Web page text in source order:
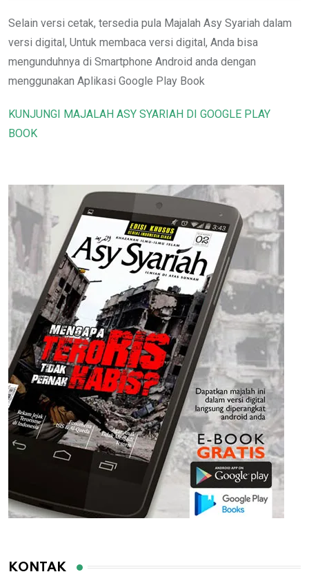
Selain versi cetak, tersedia pula Majalah Asy Syariah dalam
versi digital, Untuk membaca versi digital, Anda bisa
mengunduhnya di Smartphone Android anda dengan
menggunakan Aplikasi Google Play Book
KUNJUNGI MAJALAH ASY SYARIAH DI GOOGLE PLAY
BOOK
KONTAK